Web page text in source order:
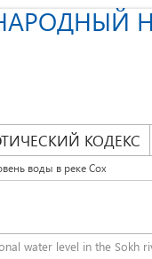
КОДЕКС
воды в реке Сох
water level in the Sokh